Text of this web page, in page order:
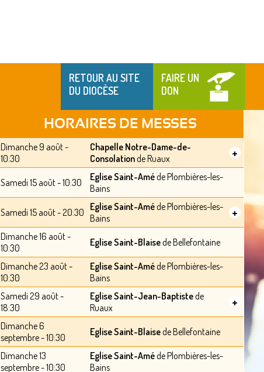
RETOUR AU SITE
DU DIOCÈSE
FAIRE UN
DON
HORAIRES DE MESSES
Dimanche 9 août -
10:30
Chapelle Notre-Dame-de-
Consolationde Ruaux +
Samedi 15 août - 10:30 Eglise Saint-Améde Plombières-les-
Bains
Samedi 15 août - 20:30 Eglise Saint-Améde Plombières-les-
Bains
+
Dimanche 16 août -
10:30
Eglise Saint-Blaisede Bellefontaine
Dimanche 23 août -
10:30
Eglise Saint-Améde Plombières-les-
Bains
Samedi 29 août -
18:30
Eglise Saint-Jean-Baptistede
Ruaux
+
Dimanche 6
septembre - 10:30
Eglise Saint-Blaisede Bellefontaine
Dimanche 13
septembre - 10:30
Eglise Saint-Améde Plombières-les-
Bains